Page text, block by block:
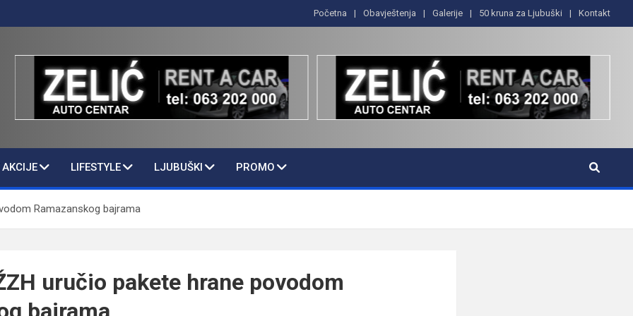
Početna Obavještenja Galerije 50 kruna za Ljubuški Kontakt
LIFESTYLE LJUBUŠKI PROMO
Ramazanskog bajrama
uručio pakete hrane povodom